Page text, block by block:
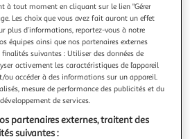
chocolat au lait praliné
Les Connaisseurs Craquez pour
: toute l'authenticité d'un
fine couche de chocolat au lait
à tout moment en cliquant sur le lien "Gérer
Les choix que vous avez fait auront un effet
plus d’informations, reportez-vous à notre
équipes ainsi que nos partenaires externes
suivantes : Utiliser des données de
activement les caractéristiques de l’appareil
ou accéder à des informations sur un appareil.
mesure de performance des publicités et du
de services.
partenaires externes, traitent des
suivantes :